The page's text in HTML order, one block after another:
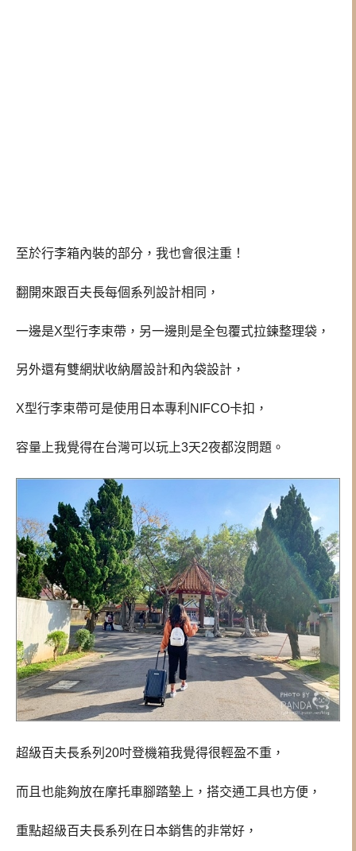
至於行李箱內裝的部分，我也會很注重！
翻開來跟百夫長每個系列設計相同，
一邊是X型行李束帶，另一邊則是全包覆式拉鍊整理袋，
另外還有雙網狀收納層設計和內袋設計，
X型行李束帶可是使用日本專利NIFCO卡扣，
容量上我覺得在台灣可以玩上3天2夜都沒問題。
超級百夫長系列20吋登機箱我覺得很輕盈不重，
而且也能夠放在摩托車腳踏墊上，搭交通工具也方便，
重點超級百夫長系列在日本銷售的非常好，